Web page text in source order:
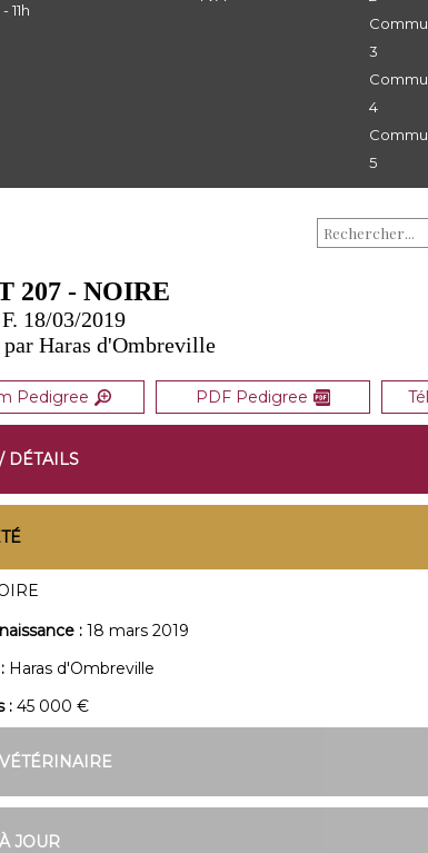
3
4
5
207 - NOIRE
F. 18/03/2019
par Haras d'Ombreville
Pedigree PDF Pedigree
DÉTAILS
: 18 mars 2019
Haras d'Ombreville
: 45 000 €
JOUR